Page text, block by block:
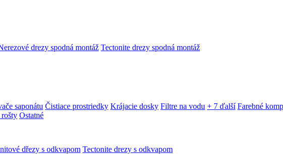
drezy spodná montáž Tectonite drezy spodná montáž
saponátu Čistiace prostriedky Krájacie dosky Filtre na vodu + 7 ďalší Farebné
Ostatné
dřezy s odkvapom Tectonite drezy s odkvapom